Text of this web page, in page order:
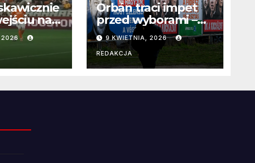
na
już po
2026
Orbán traci impet
przed wyborami –
węgierska
propaganda
przestaje
przekonywać
9 KWIETNIA, 2026
REDAKCJA